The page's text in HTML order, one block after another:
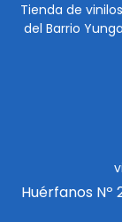
Tienda de
del Barrio
Huérfanos Nº